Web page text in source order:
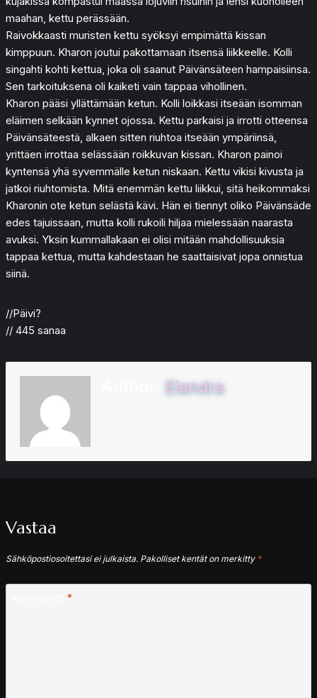
maahan, kettu perässään.
Raivokkaasti muristen kettu syöksyi empimättä kissan
kimppuun. Kharon joutui pakottamaan itsensä liikkeelle. Kolli
singahti kohti kettua, joka oli saanut Päivänsäteen hampaisiinsa.
Sen tarkoituksena oli kaiketi vain tappaa vihollinen.
Kharon pääsi yllättämään ketun. Kolli loikkasi itseään isomman
eläimen selkään kynnet ojossa. Kettu parkaisi ja irrotti otteensa
Päivänsäteestä, alkaen sitten riuhtoa itseään ympäriinsä,
yrittäen irrottaa selässään roikkuvan kissan. Kharon painoi
kyntensä yhä syvemmälle ketun niskaan. Kettu vikisi kivusta ja
jatkoi riuhtomista. Mitä enemmän kettu liikkui, sitä heikommaksi
Kharonin ote ketun selästä kävi. Hän ei tiennyt oliko Päivänsäde
edes tajuissaan, mutta kolli rukoili hiljaa mielessään naarasta
avuksi. Yksin kummallakaan ei olisi mitään mahdollisuuksia
tappaa kettua, mutta kahdestaan he saattaisivat jopa onnistua
siinä.
//Päivi?
// 445 sanaa
Elandra
Vastaa
Sähköpostiosoitettasi ei julkaista. Pakolliset kentät on merkitty *
*